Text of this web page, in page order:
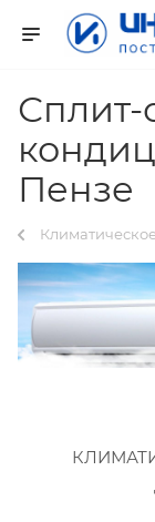
Сплит-
Пензе